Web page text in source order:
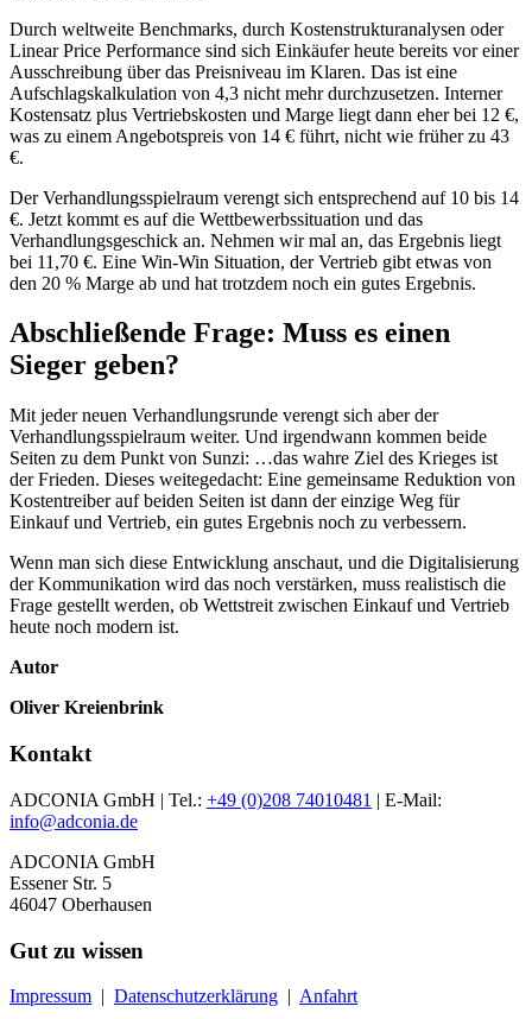
Durch weltweite Benchmarks, durch Kostenstrukturanalysen oder
Linear Price Performance sind sich Einkäufer heute bereits vor einer
Ausschreibung über das Preisniveau im Klaren. Das ist eine
Aufschlagskalkulation von 4,3 nicht mehr durchzusetzen. Interner
Kostensatz plus Vertriebskosten und Marge liegt dann eher bei 12 €,
was zu einem Angebotspreis von 14 € führt, nicht wie früher zu 43
€.
Der Verhandlungsspielraum verengt sich entsprechend auf 10 bis 14
€. Jetzt kommt es auf die Wettbewerbssituation und das
Verhandlungsgeschick an. Nehmen wir mal an, das Ergebnis liegt
bei 11,70 €. Eine Win-Win Situation, der Vertrieb gibt etwas von
den 20 % Marge ab und hat trotzdem noch ein gutes Ergebnis.
Abschließende Frage: Muss es einen
Sieger geben?
Mit jeder neuen Verhandlungsrunde verengt sich aber der
Verhandlungsspielraum weiter. Und irgendwann kommen beide
Seiten zu dem Punkt von Sunzi: …das wahre Ziel des Krieges ist
der Frieden. Dieses weitegedacht: Eine gemeinsame Reduktion von
Kostentreiber auf beiden Seiten ist dann der einzige Weg für
Einkauf und Vertrieb, ein gutes Ergebnis noch zu verbessern.
Wenn man sich diese Entwicklung anschaut, und die Digitalisierung
der Kommunikation wird das noch verstärken, muss realistisch die
Frage gestellt werden, ob Wettstreit zwischen Einkauf und Vertrieb
heute noch modern ist.
Autor
Oliver Kreienbrink
Kontakt
ADCONIA GmbH | Tel.: +49 (0)208 74010481 | E-Mail:
info@adconia.de
ADCONIA GmbH
Essener Str. 5
46047 Oberhausen
Gut zu wissen
Impressum | Datenschutzerklärung | Anfahrt